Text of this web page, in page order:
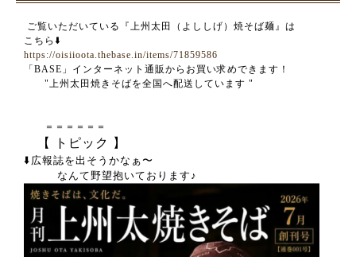
ご覧いただいている『上州太田（よししげ）焼そば麺』 は
こちら⬇️
https://oisiioota.thebase.in/items/71859586
「BASE」インターネット通販からお買い求めできます！
" 上州太田焼きそばを全国へ配送しています "
＝＝＝＝＝＝
【 トピック 】
⬇️広報誌を出そうかなぁ〜
なんて野望抱いております♪